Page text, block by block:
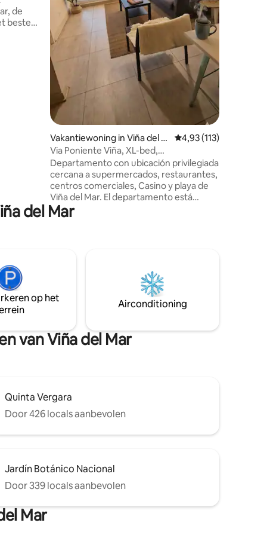
de
beste
Vakantiewoning in Viña del M
ar
Gemiddelde
4,93 (113)
Via Poniente Viña, XL-bed,
parkeergelegenheid, dicht bij het strand
Departamento con ubicación privilegiada
cercana a supermercados, restaurantes,
centros comerciales, Casino y playa de
Viña del Mar. El departamento está
equipado con todo lo que puedas
necesitar en tu estadía. Se incluye toallas
estacionamiento subterráneo. Piscina
climatizada (no temperada) con cobro
adicional. Se exige cedula de identidad
del Mar
op het
Airconditioning
van Viña del Mar
Quinta Vergara
Door 426 locals aanbevolen
Jardín Botánico Nacional
Door 339 locals aanbevolen
Mar